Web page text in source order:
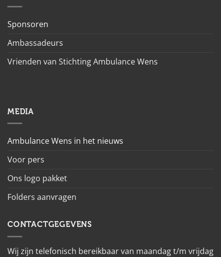
Sponsoren
Ambassadeurs
Vrienden van Stichting Ambulance Wens
MEDIA
Ambulance Wens in het nieuws
Voor pers
Ons logo pakket
Folders aanvragen
CONTACTGEGEVENS
Wij zijn telefonisch bereikbaar van maandag t/m vrijdag